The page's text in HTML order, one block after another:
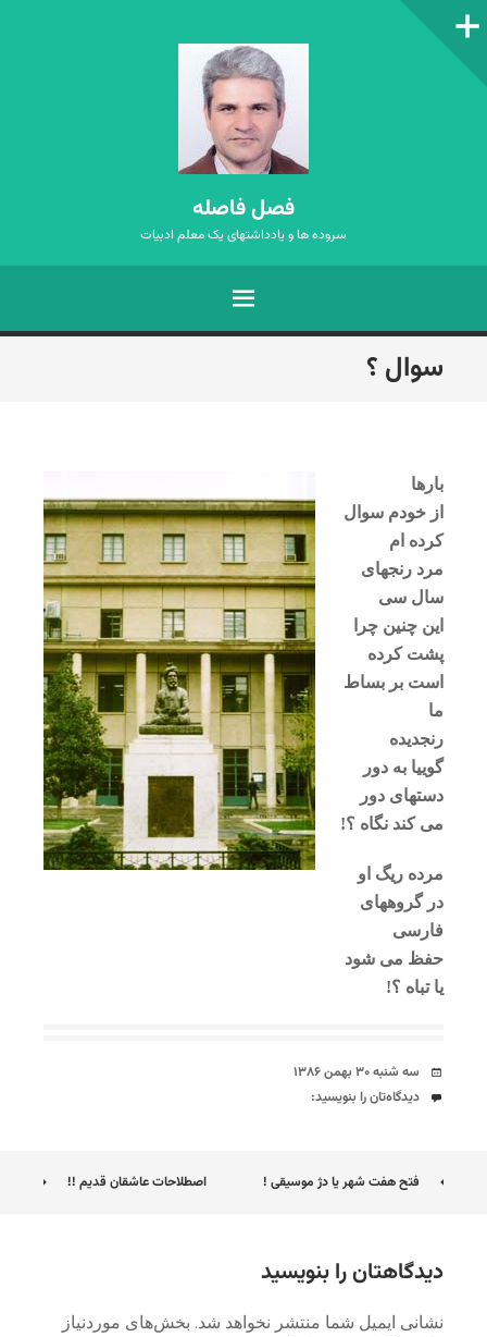
ستون‌کناری
فصل فاصله
سروده ها و یادداشتهای یک معلم ادبیات
فهرست
رفتن
به
سوال ؟
بارها
از خودم سوال
کرده ام
مرد رنجهای
سال سی
این چنین چرا
پشت کرده
است بر بساط
ما
رنجدیده
گوییا به دور
دستهای دور
می کند نگاه ؟!
مرده ریگ او
در گروههای
فارسی
حفظ می شود
یا تباه ؟!
تاریخ
سه شنبه ۳۰ بهمن ۱۳۸۶
دیدگاه‌ها
دیدگاه‌تان را بنویسید:
ناوبری
فتح هفت شهر یا دژ موسیقی ! اصطلاحات عاشقان قدیم !!
دیدگاهتان را بنویسید
نشانی ایمیل شما منتشر نخواهد شد. بخش‌های موردنیاز